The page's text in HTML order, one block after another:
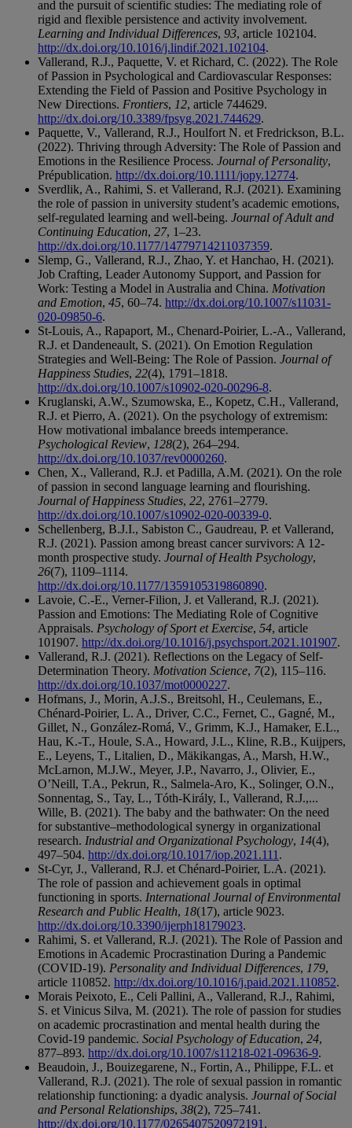
and the pursuit of scientific studies: The mediating role of
rigid and flexible persistence and activity involvement.
Learning and Individual Differences, 93, article 102104.
http://dx.doi.org/10.1016/j.lindif.2021.102104.
Vallerand, R.J., Paquette, V. et Richard, C. (2022). The Role
of Passion in Psychological and Cardiovascular Responses:
Extending the Field of Passion and Positive Psychology in
New Directions. Frontiers, 12, article 744629.
http://dx.doi.org/10.3389/fpsyg.2021.744629.
Paquette, V., Vallerand, R.J., Houlfort N. et Fredrickson, B.L.
(2022). Thriving through Adversity: The Role of Passion and
Emotions in the Resilience Process. Journal of Personality,
Prépublication. http://dx.doi.org/10.1111/jopy.12774.
Sverdlik, A., Rahimi, S. et Vallerand, R.J. (2021). Examining
the role of passion in university student’s academic emotions,
self-regulated learning and well-being. Journal of Adult and
Continuing Education, 27, 1–23.
http://dx.doi.org/10.1177/14779714211037359.
Slemp, G., Vallerand, R.J., Zhao, Y. et Hanchao, H. (2021).
Job Crafting, Leader Autonomy Support, and Passion for
Work: Testing a Model in Australia and China. Motivation
and Emotion, 45, 60–74. http://dx.doi.org/10.1007/s11031-
020-09850-6.
St-Louis, A., Rapaport, M., Chenard-Poirier, L.-A., Vallerand,
R.J. et Dandeneault, S. (2021). On Emotion Regulation
Strategies and Well-Being: The Role of Passion. Journal of
Happiness Studies, 22(4), 1791–1818.
http://dx.doi.org/10.1007/s10902-020-00296-8.
Kruglanski, A.W., Szumowska, E., Kopetz, C.H., Vallerand,
R.J. et Pierro, A. (2021). On the psychology of extremism:
How motivational imbalance breeds intemperance.
Psychological Review, 128(2), 264–294.
http://dx.doi.org/10.1037/rev0000260.
Chen, X., Vallerand, R.J. et Padilla, A.M. (2021). On the role
of passion in second language learning and flourishing.
Journal of Happiness Studies, 22, 2761–2779.
http://dx.doi.org/10.1007/s10902-020-00339-0.
Schellenberg, B.J.I., Sabiston C., Gaudreau, P. et Vallerand,
R.J. (2021). Passion among breast cancer survivors: A 12-
month prospective study. Journal of Health Psychology,
26(7), 1109–1114.
http://dx.doi.org/10.1177/1359105319860890.
Lavoie, C.-E., Verner-Filion, J. et Vallerand, R.J. (2021).
Passion and Emotions: The Mediating Role of Cognitive
Appraisals. Psychology of Sport et Exercise, 54, article
101907. http://dx.doi.org/10.1016/j.psychsport.2021.101907.
Vallerand, R.J. (2021). Reflections on the Legacy of Self-
Determination Theory. Motivation Science, 7(2), 115–116.
http://dx.doi.org/10.1037/mot0000227.
Hofmans, J., Morin, A.J.S., Breitsohl, H., Ceulemans, E.,
Chénard-Poirier, L. A., Driver, C.C., Fernet, C., Gagné, M.,
Gillet, N., González-Romá, V., Grimm, K.J., Hamaker, E.L.,
Hau, K.-T., Houle, S.A., Howard, J.L., Kline, R.B., Kuijpers,
E., Leyens, T., Litalien, D., Mäkikangas, A., Marsh, H.W.,
McLarnon, M.J.W., Meyer, J.P., Navarro, J., Olivier, E.,
O’Neill, T.A., Pekrun, R., Salmela-Aro, K., Solinger, O.N.,
Sonnentag, S., Tay, L., Tóth-Király, I., Vallerand, R.J.,...
Wille, B. (2021). The baby and the bathwater: On the need
for substantive–methodological synergy in organizational
research. Industrial and Organizational Psychology, 14(4),
497–504. http://dx.doi.org/10.1017/iop.2021.111 .
St-Cyr, J., Vallerand, R.J. et Chénard-Poirier, L.A. (2021).
The role of passion and achievement goals in optimal
functioning in sports. International Journal of Environmental
Research and Public Health, 18(17), article 9023.
http://dx.doi.org/10.3390/ijerph18179023.
Rahimi, S. et Vallerand, R.J. (2021). The Role of Passion and
Emotions in Academic Procrastination During a Pandemic
(COVID-19). Personality and Individual Differences, 179,
article 110852. http://dx.doi.org/10.1016/j.paid.2021.110852.
Morais Peixoto, E., Celi Pallini, A., Vallerand, R.J., Rahimi,
S. et Vinicus Silva, M. (2021). The role of passion for studies
on academic procrastination and mental health during the
Covid-19 pandemic. Social Psychology of Education, 24,
877–893. http://dx.doi.org/10.1007/s11218-021-09636-9.
Beaudoin, J., Bouizegarene, N., Fortin, A., Philippe, F.L. et
Vallerand, R.J. (2021). The role of sexual passion in romantic
relationship functioning: a dyadic analysis. Journal of Social
and Personal Relationships, 38(2), 725–741.
http://dx.doi.org/10.1177/0265407520972191 .